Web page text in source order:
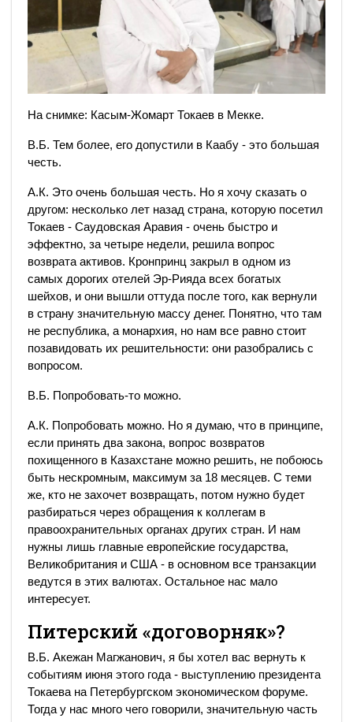
На снимке: Касым-Жомарт Токаев в Мекке.
В.Б. Тем более, его допустили в Каабу - это большая
честь.
А.К. Это очень большая честь. Но я хочу сказать о
другом: несколько лет назад страна, которую посетил
Токаев - Саудовская Аравия - очень быстро и
эффектно, за четыре недели, решила вопрос
возврата активов. Кронпринц закрыл в одном из
самых дорогих отелей Эр-Рияда всех богатых
шейхов, и они вышли оттуда после того, как вернули
в страну значительную массу денег. Понятно, что там
не республика, а монархия, но нам все равно стоит
позавидовать их решительности: они разобрались с
вопросом.
В.Б. Попробовать-то можно.
А.К. Попробовать можно. Но я думаю, что в принципе,
если принять два закона, вопрос возвратов
похищенного в Казахстане можно решить, не побоюсь
быть нескромным, максимум за 18 месяцев. С теми
же, кто не захочет возвращать, потом нужно будет
разбираться через обращения к коллегам в
правоохранительных органах других стран. И нам
нужны лишь главные европейские государства,
Великобритания и США - в основном все транзакции
ведутся в этих валютах. Остальное нас мало
интересует.
Питерский «договорняк»?
В.Б. Акежан Магжанович, я бы хотел вас вернуть к
событиям июня этого года - выступлению президента
Токаева на Петербургском экономическом форуме.
Тогда у нас много чего говорили, значительную часть